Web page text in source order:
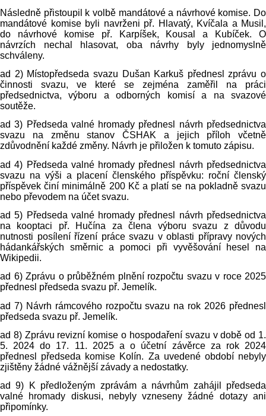
Následně přistoupil k volbě mandátové a návrhové komise. Do
mandátové komise byli navrženi př. Hlavatý, Kvíčala a Musil,
do návrhové komise př. Karpíšek, Kousal a Kubíček. O
návrzích nechal hlasovat, oba návrhy byly jednomyslně
schváleny.
ad 2) Místopředseda svazu Dušan Karkuš přednesl zprávu o
činnosti svazu, ve které se zejména zaměřil na práci
předsednictva, výboru a odborných komisí a na svazové
soutěže.
ad 3) Předseda valné hromady přednesl návrh předsednictva
svazu na změnu stanov ČSHAK a jejich příloh včetně
zdůvodnění každé změny. Návrh je přiložen k tomuto zápisu.
ad 4) Předseda valné hromady přednesl návrh předsednictva
svazu na výši a placení členského příspěvku: roční členský
příspěvek činí minimálně 200 Kč a platí se na pokladně svazu
nebo převodem na účet svazu.
ad 5) Předseda valné hromady přednesl návrh předsednictva
na kooptaci př. Hučína za člena výboru svazu z důvodu
nutnosti posílení řízení práce svazu v oblasti přípravy nových
hádankářských směrnic a pomoci při vyvěšování hesel na
Wikipedii.
ad 6) Zprávu o průběžném plnění rozpočtu svazu v roce 2025
přednesl předseda svazu př. Jemelík.
ad 7) Návrh rámcového rozpočtu svazu na rok 2026 přednesl
předseda svazu př. Jemelík.
ad 8) Zprávu revizní komise o hospodaření svazu v době od 1.
5. 2024 do 17. 11. 2025 a o účetní závěrce za rok 2024
přednesl předseda komise Kolín. Za uvedené období nebyly
zjištěny žádné vážnější závady a nedostatky.
ad 9) K předloženým zprávám a návrhům zahájil předseda
valné hromady diskusi, nebyly vzneseny žádné dotazy ani
připomínky.